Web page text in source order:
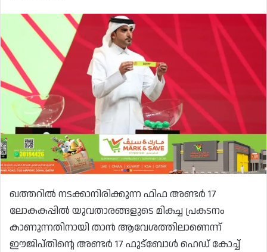
ഖത്തറിൽ നടക്കാനിരിക്കുന്ന ഫിഫ അണ്ടർ 17
ലോകകപ്പിൽ യുവതാരങ്ങളുടെ മികച്ച പ്രകടനം
കാണുന്നതിനായി താൻ ആവേശത്തിലാണെന്ന്
ഈജിപ്‌തിന്റെ അണ്ടർ 17 ഫുട്ബോൾ ഹെഡ് കോച്ച്